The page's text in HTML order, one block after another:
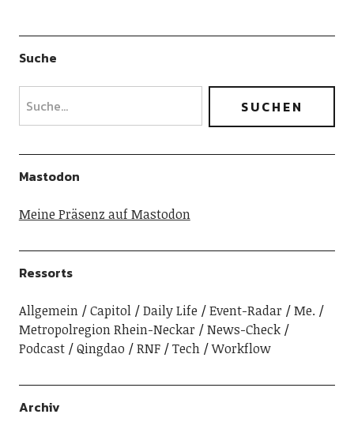
Suche
Mastodon
Meine Präsenz auf Mastodon
Ressorts
Allgemein Capitol Daily Life Event-Radar
Me.
Metropolregion Rhein-Neckar
News-Check
Podcast
Qingdao RNF Tech Workflow
Archiv